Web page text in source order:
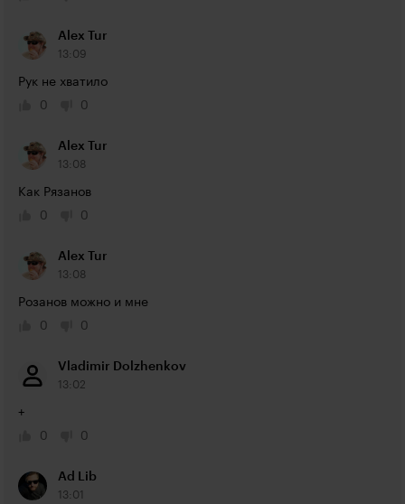
Alex Tur
13:09
Рук не хватило
0
0
Alex Tur
13:08
Как Рязанов
0
0
Alex Tur
13:08
Розанов можно и мне
0
0
Vladimir Dolzhenkov
13:02
+
0
0
Ad Lib
13:01